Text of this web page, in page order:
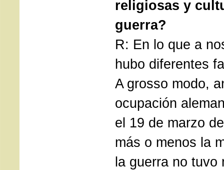
religiosas y
guerra?
R: En lo que a
hubo diferentes
A grosso modo,
ocupación
el 19 de marzo
más o menos la
la guerra no tuvo